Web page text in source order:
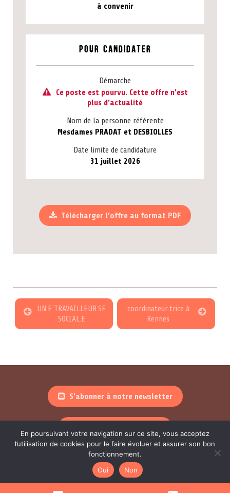
à convenir
Pour candidater
Démarche
Ce poste est pourvu. Cette offre n'est
plus d'actualité
Nom de la personne référente
Mesdames PRADAT et DESBIOLLES
Date limite de candidature
31 juillet 2026
Télécharger l’offre au format PDF
UN.E TRAVAILLEUR.SE
SOCIAL.E
coordinateur·trice à
Rennes
S'abonner à notre newsletter
Amicale du Nid 2018 © – Graphisme, webdesign et développement :
Graphic Toolkit –Crédits et mentions légales
En poursuivant votre navigation sur ce site, vous acceptez
l’utilisation de cookies pour le faire évoluer et assurer son bon
fonctionnement.
Oui
Non